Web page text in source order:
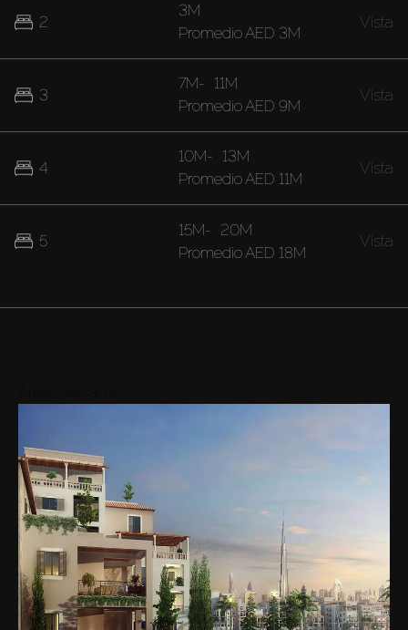
2
3
4
5
3M
PromedioAED 3M
Vista
7M- 11M
PromedioAED 9M
Vista
10M- 13M
PromedioAED 11M
Vista
15M- 20M
Promedio AED 18M
Vista